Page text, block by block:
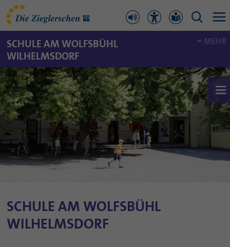
SCHULE AM WOLFSBÜHL
WILHELMSDORF
MEHR
SCHULE AM WOLFSBÜHL
WILHELMSDORF